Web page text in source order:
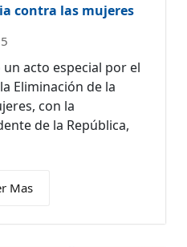
contra las mujeres
acto especial por el
Eliminación de la
con la
de la República,
Mas